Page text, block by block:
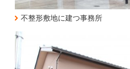
不整形敷地に建つ事務所